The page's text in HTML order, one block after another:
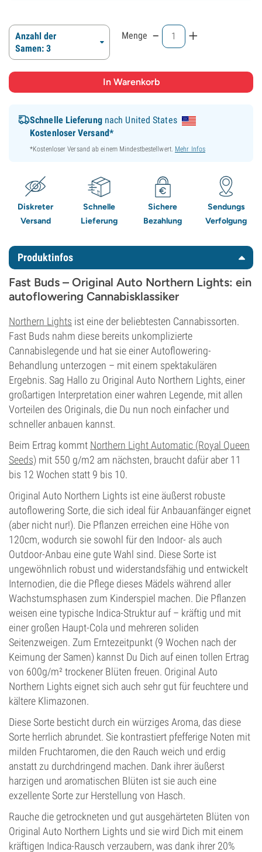
Anzahl der
Samen: 3
Menge - +
Schnelle Lieferungnach United States
Kostenloser Versand*
*Kostenloser Versand ab einem Mindestbestellwert. Mehr Infos
Diskreter
Versand
Schnelle
Lieferung
Sichere
Bezahlung
Sendungs
Verfolgung
Produktinfos
Fast Buds – Original Auto Northern Lights: ein
autoflowering Cannabisklassiker
Northern Lights ist eine der beliebtesten Cannabissorten.
Fast Buds nahm diese bereits unkomplizierte
Cannabislegende und hat sie einer Autoflowering-
Behandlung unterzogen – mit einem spektakulären
Ergebnis. Sag Hallo zu Original Auto Northern Lights, einer
großartigen Interpretation einer wahren Legende, mit allen
Vorteilen des Originals, die Du nun noch einfacher und
schneller anbauen kannst.
Beim Ertrag kommt Northern Light Automatic (Royal Queen
Seeds) mit 550 g/m2 am nächsten, braucht dafür aber 11
bis 12 Wochen statt 9 bis 10.
Original Auto Northern Lights ist eine äußerst robuste
autoflowering Sorte, die sich ideal für Anbauanfänger eignet
(aber nicht nur!). Die Pflanzen erreichen eine Höhe von
120cm, wodurch sie sowohl für den Indoor- als auch
Outdoor-Anbau eine gute Wahl sind. Diese Sorte ist
ungewöhnlich robust und widerstandsfähig und entwickelt
Internodien, die die Pflege dieses Mädels während aller
Wachstumsphasen zum Kinderspiel machen. Die Pflanzen
weisen eine typische Indica-Struktur auf – kräftig und mit
einer großen Haupt-Cola und mehreren soliden
Seitenzweigen. Zum Erntezeitpunkt (9 Wochen nach der
Keimung der Samen) kannst Du Dich auf einen tollen Ertrag
von 600g/m² trockener Blüten freuen. Original Auto
Northern Lights eignet sich auch sehr gut für feuchtere und
kältere Klimazonen.
Diese Sorte besticht durch ein würziges Aroma, das diese
Sorte herrlich abrundet. Sie kontrastiert pfefferige Noten mit
milden Fruchtaromen, die den Rauch weich und erdig
anstatt zu durchdringend machen. Dank ihrer äußerst
harzigen und aromatischen Blüten ist sie auch eine
exzellente Sorte zur Herstellung von Hasch.
Rauche die getrockneten und gut ausgehärteten Blüten von
Original Auto Northern Lights und sie wird Dich mit einem
kräftigen Indica-Rausch verzaubern, was dank ihrer 20%